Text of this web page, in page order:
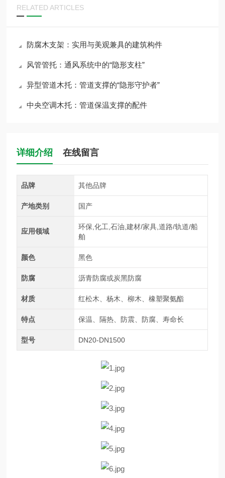
RELATED ARTICLES
防腐木支架：实用与美观兼具的建筑构件
风管管托：通风系统中的“隐形支柱”
异型管道木托：管道支撑的“隐形守护者”
中央空调木托：管道保温支撑的配件
详细介绍 在线留言
品牌 其他品牌
产地类别 国产
应用领域
环保,化工,石油,建材/家具,道路/轨道/船
舶
颜色 黑色
防腐 沥青防腐或炭黑防腐
材质 红松木、杨木、柳木、橡塑聚氨酯
特点 保温、隔热、防震、防腐、寿命长
型号 DN20-DN1500